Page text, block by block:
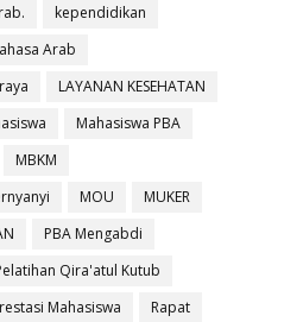
kependidikan
Arab
LAYANAN KESEHATAN
Mahasiswa PBA
MBKM
MOU
MUKER
PBA Mengabdi
Qira'atul Kutub
Mahasiswa
Rapat